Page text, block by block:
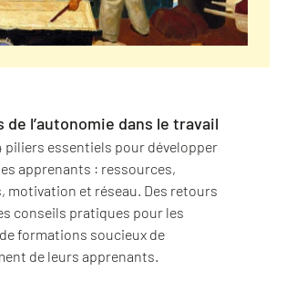
de l’autonomie dans le travail
piliers essentiels pour développer
apprenants : ressources,
motivation et réseau. Des retours
conseils pratiques pour les
formations soucieux de
de leurs apprenants.